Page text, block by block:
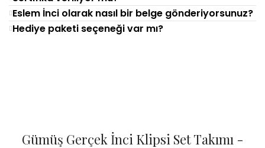
Eslem İnci olarak nasıl bir belge gönderiyorsunuz?
Hediye paketi seçeneği var mı?
Gümüş Gerçek İnci Klipsi Set Takımı -